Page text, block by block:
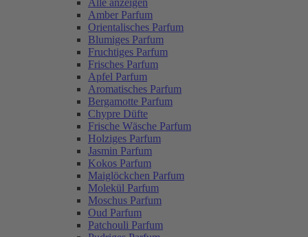
Alle anzeigen
Amber Parfum
Orientalisches Parfum
Blumiges Parfum
Fruchtiges Parfum
Frisches Parfum
Apfel Parfum
Aromatisches Parfum
Bergamotte Parfum
Chypre Düfte
Frische Wäsche Parfum
Holziges Parfum
Jasmin Parfum
Kokos Parfum
Maiglöckchen Parfum
Molekül Parfum
Moschus Parfum
Oud Parfum
Patchouli Parfum